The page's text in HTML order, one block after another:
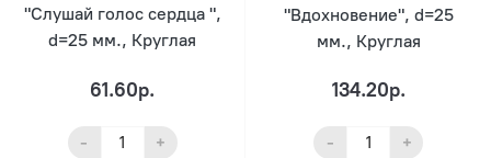
"Слушай голос сердца ",
d=25 мм., Круглая
61.60р.
- +
"Вдохновение", d=25
мм., Круглая
134.20р.
- +